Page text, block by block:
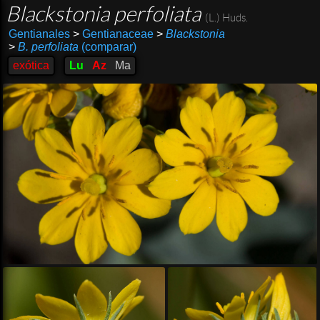
Blackstonia perfoliata (L.) Huds.
Gentianales >Gentianaceae > Blackstonia
> B. perfoliata (comparar)
exótica
Lu Az Ma